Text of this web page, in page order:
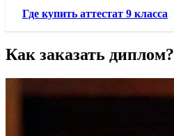
Где купить аттестат 9 класса
Как заказать диплом?